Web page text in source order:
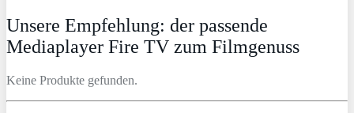
Unsere Empfehlung: der passende
Mediaplayer Fire TV zum Filmgenuss
Keine Produkte gefunden.